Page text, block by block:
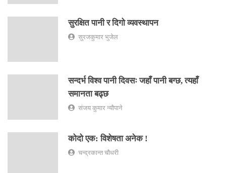
सुरक्षित पानी र दिगो व्यवस्थापन
सुरजकुमार भुजेल
सन्दर्भ विश्व पानी दिवसः जहाँ पानी बग्छ, त्यहाँ
समानता बढ्छ
संजय कुमार न्यौपाने
कोदो एक: विशेषता अनेक !
चन्द्रकान्त चौधरी